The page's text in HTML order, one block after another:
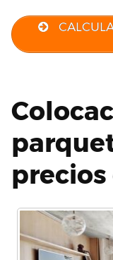
precios